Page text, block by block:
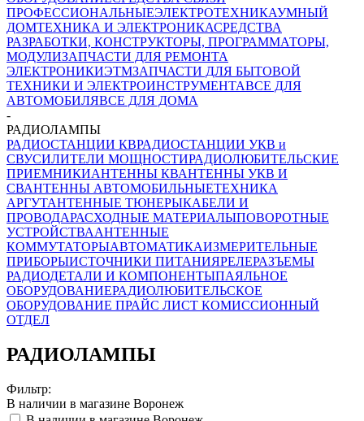
ПРОФЕССИОНАЛЬНЫЕЭЛЕКТРОТЕХНИКАУМНЫЙ
ДОМТЕХНИКА И ЭЛЕКТРОНИКАСРЕДСТВА
РАЗРАБОТКИ, КОНСТРУКТОРЫ, ПРОГРАММАТОРЫ,
МОДУЛИЗАПЧАСТИ ДЛЯ РЕМОНТА
ЭЛЕКТРОНИКИЭТМЗАПЧАСТИ ДЛЯ БЫТОВОЙ
ТЕХНИКИ И ЭЛЕКТРОИНСТРУМЕНТАВСЕ ДЛЯ
АВТОМОБИЛЯВСЕ ДЛЯ ДОМА
-
РАДИОЛАМПЫ
РАДИОСТАНЦИИ КВРАДИОСТАНЦИИ УКВ и
СВУСИЛИТЕЛИ МОЩНОСТИРАДИОЛЮБИТЕЛЬСКИЕ
ПРИЕМНИКИАНТЕННЫ КВАНТЕННЫ УКВ И
СВАНТЕННЫ АВТОМОБИЛЬНЫЕТЕХНИКА
АРГУТАНТЕННЫЕ ТЮНЕРЫКАБЕЛИ И
ПРОВОДАРАСХОДНЫЕ МАТЕРИАЛЫПОВОРОТНЫЕ
УСТРОЙСТВААНТЕННЫЕ
КОММУТАТОРЫАВТОМАТИКАИЗМЕРИТЕЛЬНЫЕ
ПРИБОРЫИСТОЧНИКИ ПИТАНИЯРЕЛЕРАЗЪЕМЫ
РАДИОДЕТАЛИ И КОМПОНЕНТЫПАЯЛЬНОЕ
ОБОРУДОВАНИЕРАДИОЛЮБИТЕЛЬСКОЕ
ОБОРУДОВАНИЕ ПРАЙС ЛИСТ КОМИССИОННЫЙ
ОТДЕЛ
РАДИОЛАМПЫ
Фильтр:
В наличии в магазине Воронеж